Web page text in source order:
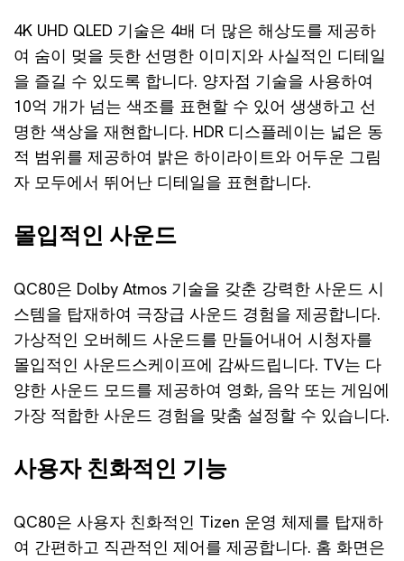
4K UHD QLED 기술은 4배 더 많은 해상도를 제공하
여 숨이 멎을 듯한 선명한 이미지와 사실적인 디테일
을 즐길 수 있도록 합니다. 양자점 기술을 사용하여
10억 개가 넘는 색조를 표현할 수 있어 생생하고 선
명한 색상을 재현합니다. HDR 디스플레이는 넓은 동
적 범위를 제공하여 밝은 하이라이트와 어두운 그림
자 모두에서 뛰어난 디테일을 표현합니다.
몰입적인 사운드
QC80은 Dolby Atmos 기술을 갖춘 강력한 사운드 시
스템을 탑재하여 극장급 사운드 경험을 제공합니다.
가상적인 오버헤드 사운드를 만들어내어 시청자를
몰입적인 사운드스케이프에 감싸드립니다. TV는 다
양한 사운드 모드를 제공하여 영화, 음악 또는 게임에
가장 적합한 사운드 경험을 맞춤 설정할 수 있습니다.
사용자 친화적인 기능
QC80은 사용자 친화적인 Tizen 운영 체제를 탑재하
여 간편하고 직관적인 제어를 제공합니다. 홈 화면은